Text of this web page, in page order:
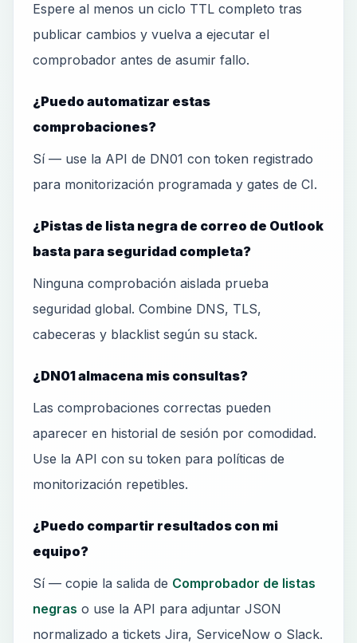
Espere al menos un ciclo TTL completo tras
publicar cambios y vuelva a ejecutar el
comprobador antes de asumir fallo.
¿Puedo automatizar estas
comprobaciones?
Sí — use la API de DN01 con token registrado
para monitorización programada y gates de CI.
¿Pistas de lista negra de correo de Outlook
basta para seguridad completa?
Ninguna comprobación aislada prueba
seguridad global. Combine DNS, TLS,
cabeceras y blacklist según su stack.
¿DN01 almacena mis consultas?
Las comprobaciones correctas pueden
aparecer en historial de sesión por comodidad.
Use la API con su token para políticas de
monitorización repetibles.
¿Puedo compartir resultados con mi
equipo?
Sí — copie la salida de Comprobador de listas
negras o use la API para adjuntar JSON
normalizado a tickets Jira, ServiceNow o Slack.